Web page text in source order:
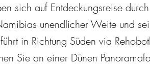
sich auf Entdeckungsreise
unendlicher Weite und
in Richtung Süden via
Sie an einer Dünen